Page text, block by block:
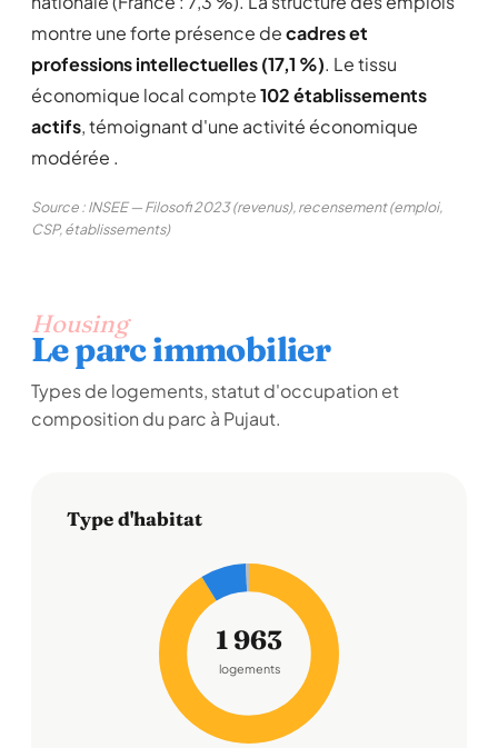
montre une forte présence decadres et
professions intellectuelles (17,1 %). Le tissu
économique local compte102 établissements
actifs, témoignant d'une activité économique
modérée .
Source : INSEE — Filosofi 2023 (revenus), recensement (emploi,
CSP, établissements)
Housing
Le parc immobilier
Types de logements, statut d'occupation et
composition du parc à Pujaut.
Type d'habitat
1 963
logements